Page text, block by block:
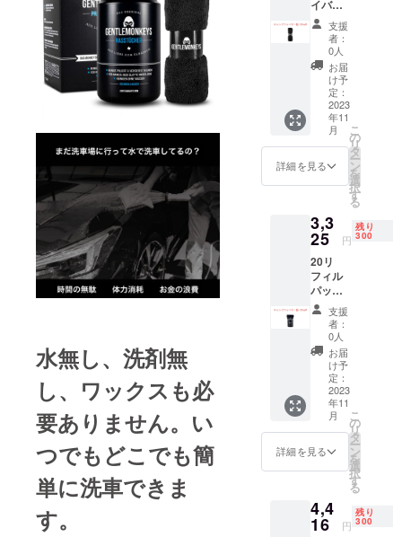
水無し、洗剤無
し、ワックスも必
要ありません。い
つでもどこでも簡
単に洗車できま
す。
イバー
クロス
×1 一般
販売価
格1800
円（税
込)→17
10円(税
込・送
料込) お
知合
い、ご
家族と
一緒に
ません
か？
支援
者：
0人
お届
け予
定：
2023
年11
月
詳細を見る
こ
の
リ
タ
ー
ン
を
選
択
す
る
3,3
25 円
残り
300
20リ
フィル
パック
×1 一般
販売価
格3500
円（税
込)→33
25円(税
込・送
料込)
支援
者：
0人
お届
け予
定：
2023
年11
月
詳細を見る
こ
の
リ
タ
ー
ン
を
選
択
す
る
4,4
16 円
残り
300